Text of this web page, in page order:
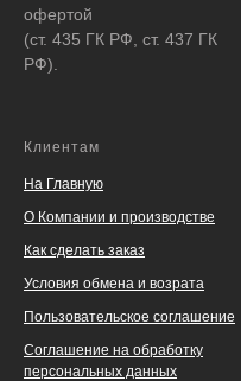
офертой
(ст. 435 ГК РФ, ст. 437 ГК
РФ).
Клиентам
На Главную
О Компании и производстве
Как сделать заказ
Условия обмена и возрата
Пользовательское соглашение
Соглашение на обработку
персональных данных